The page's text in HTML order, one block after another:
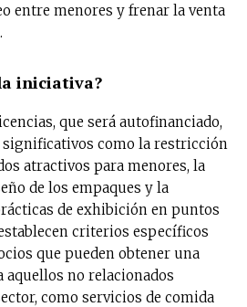
entre menores y frenar la venta
iniciativa?
que será autofinanciado,
como la restricción
atractivos para menores, la
de los empaques y la
de exhibición en puntos
criterios específicos
que pueden obtener una
aquellos no relacionados
como servicios de comida